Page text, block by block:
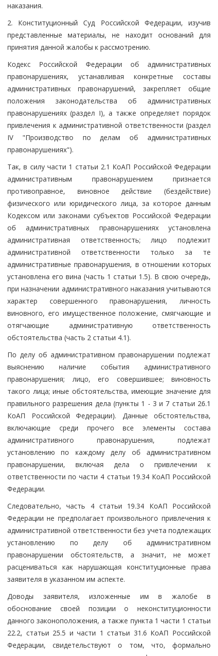
наказания.
2. Конституционный Суд Российской Федерации, изучив
представленные материалы, не находит оснований для
принятия данной жалобы к рассмотрению.
Кодекс Российской Федерации об административных
правонарушениях, устанавливая конкретные составы
административных правонарушений, закрепляет общие
положения законодательства об административных
правонарушениях (раздел I), а также определяет порядок
привлечения к административной ответственности (раздел
IV "Производство по делам об административных
правонарушениях").
Так, в силу части 1 статьи 2.1 КоАП Российской Федерации
административным правонарушением признается
противоправное, виновное действие (бездействие)
физического или юридического лица, за которое данным
Кодексом или законами субъектов Российской Федерации
об административных правонарушениях установлена
административная ответственность; лицо подлежит
административной ответственности только за те
административные правонарушения, в отношении которых
установлена его вина (часть 1 статьи 1.5). В свою очередь,
при назначении административного наказания учитываются
характер совершенного правонарушения, личность
виновного, его имущественное положение, смягчающие и
отягчающие административную ответственность
обстоятельства (часть 2 статьи 4.1).
По делу об административном правонарушении подлежат
выяснению наличие события административного
правонарушения; лицо, его совершившее; виновность
такого лица; иные обстоятельства, имеющие значение для
правильного разрешения дела (пункты 1 - 3 и 7 статьи 26.1
КоАП Российской Федерации). Данные обстоятельства,
включающие среди прочего все элементы состава
административного правонарушения, подлежат
установлению по каждому делу об административном
правонарушении, включая дела о привлечении к
ответственности по части 4 статьи 19.34 КоАП Российской
Федерации.
Следовательно, часть 4 статьи 19.34 КоАП Российской
Федерации не предполагает произвольного привлечения к
административной ответственности без учета подлежащих
установлению по делу об административном
правонарушении обстоятельств, а значит, не может
расцениваться как нарушающая конституционные права
заявителя в указанном им аспекте.
Доводы заявителя, изложенные им в жалобе в
обоснование своей позиции о неконституционности
данного законоположения, а также пункта 1 части 1 статьи
22.2, статьи 25.5 и части 1 статьи 31.6 КоАП Российской
Федерации, свидетельствуют о том, что, формально